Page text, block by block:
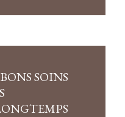
SOINS